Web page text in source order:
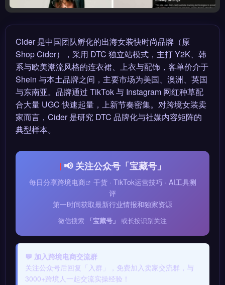
Cider 是中国团队孵化的出海女装快时尚品牌（原
Shop Cider），采用 DTC 独立站模式，主打 Y2K、韩
系与欧美潮流风格的连衣裙、上衣与配饰，客单价介于
Shein 与本土品牌之间，主要市场为美国、澳洲、英国
与东南亚。品牌通过 TikTok 与 Instagram 网红种草配
合大量 UGC 快速起量，上新节奏密集。对跨境女装卖
家而言，Cider 是研究 DTC 品牌化与社媒内容矩阵的
典型样本。
📢 关注公众号「宝藏号」
每日分享跨境电商
干货 · TikTok运营技巧 · AI工具测
评
第一时间获取最新行业情报和独家资源
微信搜索 「宝藏号」 或长按识别关注
💬 加入跨境电商交流群
关注公众号后回复「入群」，免费加入卖家交流群，与
3000+跨境人一起交流实操经验！